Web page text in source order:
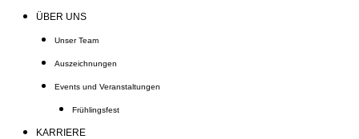
ÜBER UNS
Unser Team
Auszeichnungen
Events und Veranstaltungen
Frühlingsfest
KARRIERE